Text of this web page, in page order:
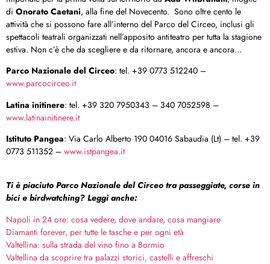
di Onorato Caetani, alla fine del Novecento. Sono oltre cento le
attività che si possono fare all’interno del Parco del Circeo, inclusi gli
spettacoli teatrali organizzati nell’apposito antiteatro per tutta la stagione
estiva. Non c’è che da scegliere e da ritornare, ancora e ancora…
Parco Nazionale del Circeo: tel. +39 0773 512240 –
www.parcocirceo.it
Latina initinere: tel. +39 320 7950343 – 340 7052598 –
www.latinainitinere.it
Istituto Pangea: Via Carlo Alberto 190 04016 Sabaudia (Lt) – tel. +39
0773 511352 – www.istpangea.it
Ti è piaciuto Parco Nazionale del Circeo tra passeggiate, corse in
bici e birdwatching? Leggi anche:
Napoli in 24 ore: cosa vedere, dove andare, cosa mangiare
Diamanti forever, per tutte le tasche e per ogni età
Valtellina: sulla strada del vino fino a Bormio
Valtellina da scoprire tra palazzi storici, castelli e affreschi